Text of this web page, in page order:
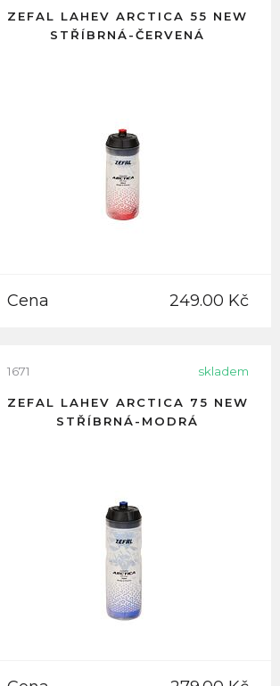
ZEFAL LAHEV ARCTICA 55 NEW
STŘÍBRNÁ-ČERVENÁ
Cena 249.00 Kč
1671 skladem
ZEFAL LAHEV ARCTICA 75 NEW
STŘÍBRNÁ-MODRÁ